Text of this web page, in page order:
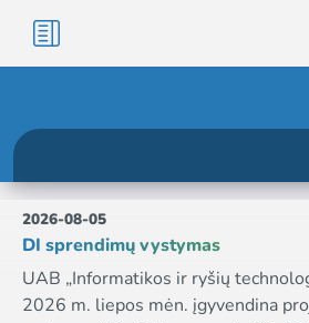
2026-08-05
DI sprendimų vystymas
UAB „Informatikos ir ryšių
2026 m. liepos mėn. įgyvendina